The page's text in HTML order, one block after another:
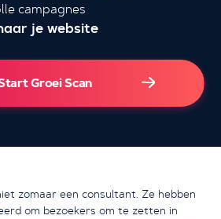
campagnes
je website
Groei Scan
zomaar een consultant. Ze hebben
om bezoekers om te zetten in